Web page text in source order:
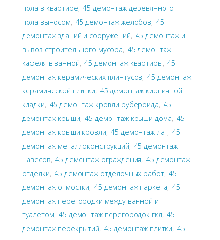
пола в квартире, 45 демонтаж деревянного
пола выносом, 45 демонтаж желобов, 45
демонтаж зданий и сооружений, 45 демонтаж и
вывоз строительного мусора, 45 демонтаж
кафеля в ванной, 45 демонтаж квартиры, 45
демонтаж керамических плинтусов, 45 демонтаж
керамической плитки, 45 демонтаж кирпичной
кладки, 45 демонтаж кровли рубероида, 45
демонтаж крыши, 45 демонтаж крыши дома, 45
демонтаж крыши кровли, 45 демонтаж лаг, 45
демонтаж металлоконструкций, 45 демонтаж
навесов, 45 демонтаж ограждения, 45 демонтаж
отделки, 45 демонтаж отделочных работ, 45
демонтаж отмостки, 45 демонтаж паркета, 45
демонтаж перегородки между ванной и
туалетом, 45 демонтаж перегородок гкл, 45
демонтаж перекрытий, 45 демонтаж плитки, 45